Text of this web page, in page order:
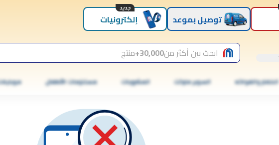
توصيل بموعد إلكترونيات
جديد
ابحث بين أكثر من30,000+ منتج
الخضار والفواكه السوبر ماركت المشروبات مستلزمات الأطفال